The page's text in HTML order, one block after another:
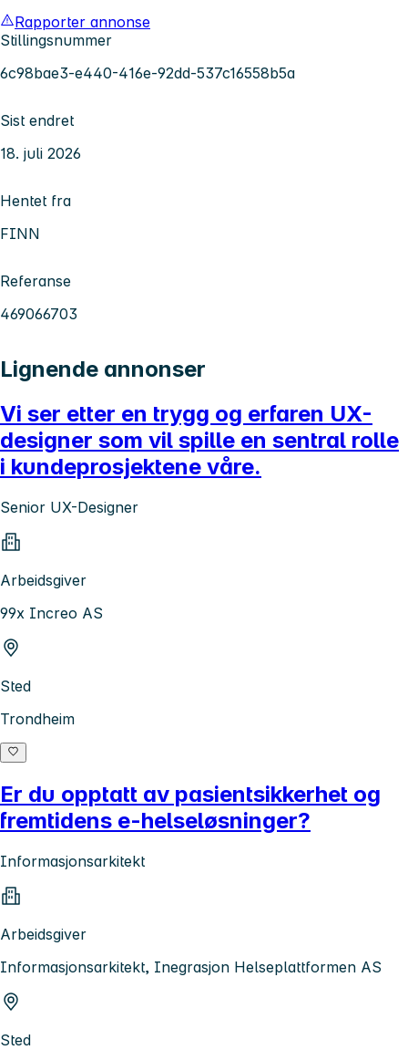
Rapporter annonse
Stillingsnummer
6c98bae3-e440-416e-92dd-537c16558b5a
Sist endret
18. juli 2026
Hentet fra
FINN
Referanse
469066703
Lignende annonser
Vi ser etter en trygg og erfaren UX-
designer som vil spille en sentral rolle
i kundeprosjektene våre.
Senior UX-Designer
Arbeidsgiver
99x Increo AS
Sted
Trondheim
Er du opptatt av pasientsikkerhet og
fremtidens e-helseløsninger?
Informasjonsarkitekt
Arbeidsgiver
Informasjonsarkitekt, Inegrasjon Helseplattformen AS
Sted